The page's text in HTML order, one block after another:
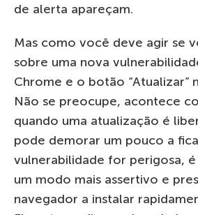
de alerta apareçam.
Mas como você deve agir se
sobre uma nova
Chrome e o botão “Atualizar”
Não se preocupe, acontece
quando uma atualização é
pode demorar um pouco a
vulnerabilidade for perigosa,
um modo mais assertivo e
navegador a instalar